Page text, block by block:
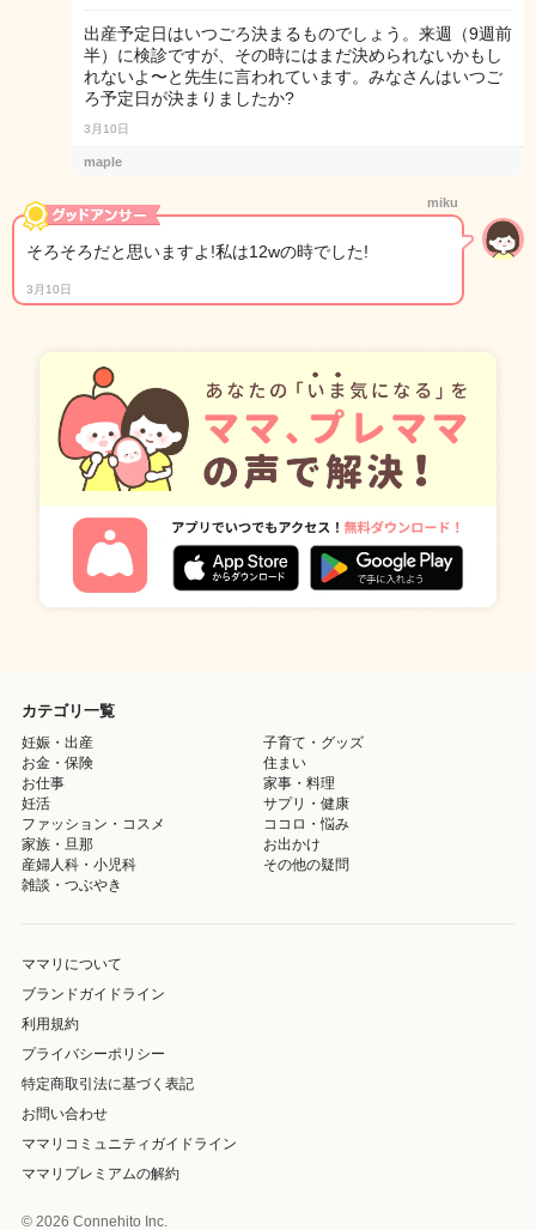
出産予定日はいつごろ決まるものでしょう。来週（9週前
半）に検診ですが、その時にはまだ決められないかもし
れないよ〜と先生に言われています。みなさんはいつご
ろ予定日が決まりましたか?
3月10日
maple
miku
そろそろだと思いますよ!私は12wの時でした!
3月10日
カテゴリ一覧
妊娠・出産
子育て・グッズ
お金・保険
住まい
お仕事
家事・料理
妊活
サプリ・健康
ファッション・コスメ
ココロ・悩み
家族・旦那
お出かけ
産婦人科・小児科
その他の疑問
雑談・つぶやき
ママリについて
ブランドガイドライン
利用規約
プライバシーポリシー
特定商取引法に基づく表記
お問い合わせ
ママリコミュニティガイドライン
ママリプレミアムの解約
© 2026 Connehito Inc.